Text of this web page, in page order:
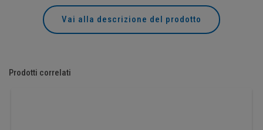
Vai alla descrizione del prodotto
Prodotti correlati